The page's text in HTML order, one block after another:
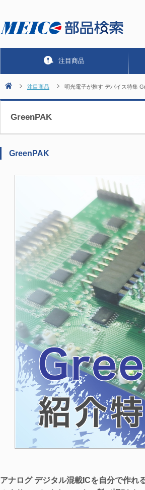
注目商品
注目商品 明光電子が推す デバイス特集
GreenPAK
GreenPAK
アナログ デジタル混載ICを自分で作れ